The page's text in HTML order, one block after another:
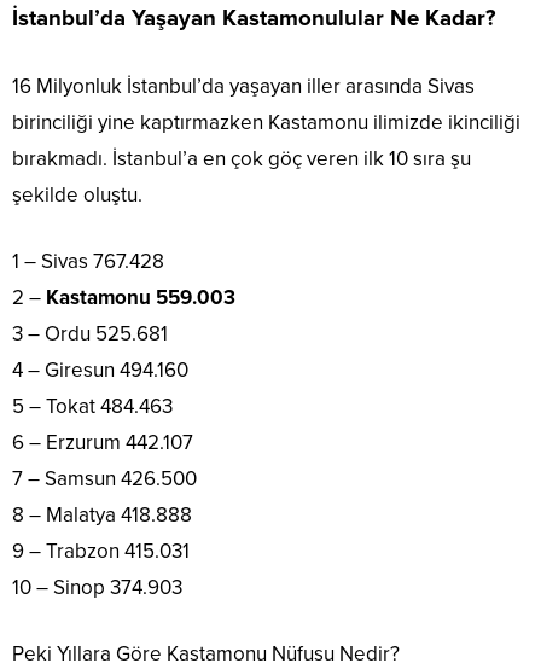
İstanbul’da Yaşayan Kastamonulular Ne Kadar?
16 Milyonluk İstanbul’da yaşayan iller arasında Sivas
birinciliği yine kaptırmazken Kastamonu ilimizde ikinciliği
bırakmadı. İstanbul’a en çok göç veren ilk 10 sıra şu
şekilde oluştu.
1 – Sivas 767.428
2 – Kastamonu 559.003
3 – Ordu 525.681
4 – Giresun 494.160
5 – Tokat 484.463
6 – Erzurum 442.107
7 – Samsun 426.500
8 – Malatya 418.888
9 – Trabzon 415.031
10 – Sinop 374.903
Peki Yıllara Göre Kastamonu Nüfusu Nedir?